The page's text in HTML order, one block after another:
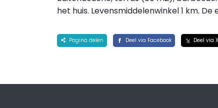
het huis. Levensmiddelenwinkel 1 km.
Pagina delen Deel via Facebook Deel via X